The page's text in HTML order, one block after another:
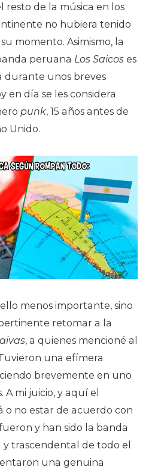
resto de la música en los
no hubiera tenido
momento. Asimismo, la
peruana Los Saicos es
durante unos breves
en día se les considera
punk, 15 años antes de
Unido.
menos importante, sino
retomar a la
, a quienes mencioné al
una efímera
brevemente en uno
mi juicio, y aquí el
o no estar de acuerdo con
y han sido la banda
trascendental de todo el
una genuina